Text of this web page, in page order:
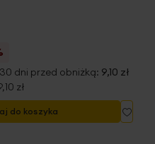
dni przed obniżką: 9,10 zł
zł
do koszyka
do